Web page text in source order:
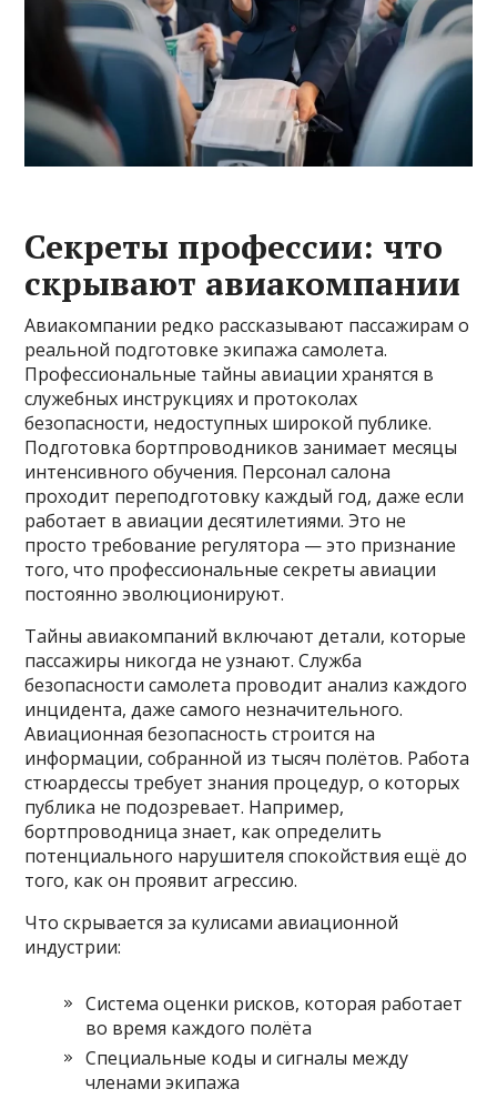
Секреты профессии: что
скрывают авиакомпании
Авиакомпании редко рассказывают пассажирам о
реальной подготовке экипажа самолета.
Профессиональные тайны авиации хранятся в
служебных инструкциях и протоколах
безопасности, недоступных широкой публике.
Подготовка бортпроводников занимает месяцы
интенсивного обучения. Персонал салона
проходит переподготовку каждый год, даже если
работает в авиации десятилетиями. Это не
просто требование регулятора — это признание
того, что профессиональные секреты авиации
постоянно эволюционируют.
Тайны авиакомпаний включают детали, которые
пассажиры никогда не узнают. Служба
безопасности самолета проводит анализ каждого
инцидента, даже самого незначительного.
Авиационная безопасность строится на
информации, собранной из тысяч полётов. Работа
стюардессы требует знания процедур, о которых
публика не подозревает. Например,
бортпроводница знает, как определить
потенциального нарушителя спокойствия ещё до
того, как он проявит агрессию.
Что скрывается за кулисами авиационной
индустрии:
Система оценки рисков, которая работает
во время каждого полёта
Специальные коды и сигналы между
членами экипажа